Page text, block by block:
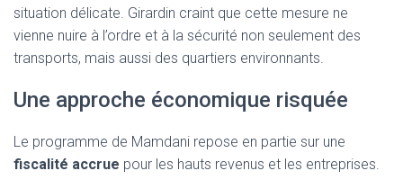
situation délicate. Girardin craint que cette mesure ne
vienne nuire à l’ordre et à la sécurité non seulement des
transports, mais aussi des quartiers environnants.
Une approche économique risquée
Le programme de Mamdani repose en partie sur une
fiscalité accrue pour les hauts revenus et les entreprises.